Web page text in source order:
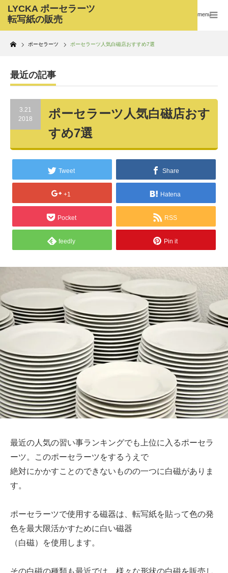
menu
Home
ポーセラーツ ポーセラーツ人気白磁店おすすめ7選
最近の記事
3.21
2018
ポーセラーツ人気白磁店おす
すめ7選
Tweet Share
+1 Hatena
Pocket RSS
feedly Pin it
最近の人気の習い事ランキングでも上位に入るポーセラ
ーツ。このポーセラーツをするうえで
絶対にかかすことのできないものの一つに白磁がありま
す。
ポーセラーツで使用する磁器は、転写紙を貼って色の発
色を最大限活かすために白い磁器
（白磁）を使用します。